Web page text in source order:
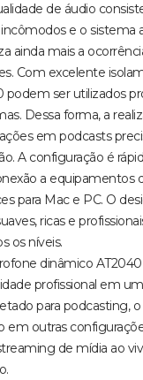
de áudio
e o sistema
ainda mais a
Com excelente
podem ser utilizados
Dessa forma, a
em podcasts
A configuração é
a equipamentos
para Mac e PC. O
ricas e
os níveis.
dinâmico
profissional em
para podcasting,
em outras
de mídia ao